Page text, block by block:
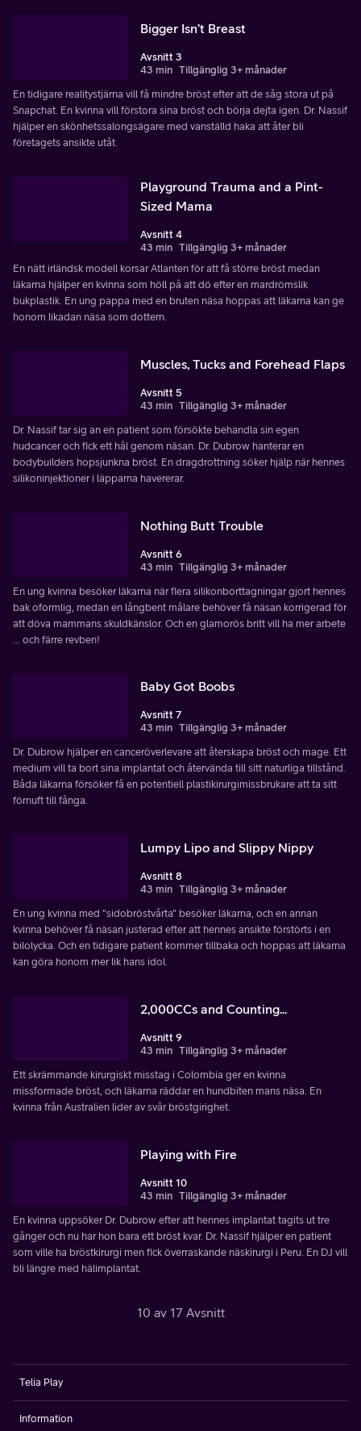
Bigger Isn’t Breast
Avsnitt 3
43 min Tillgänglig 3+ månader
En tidigare realitystjärna vill få mindre bröst efter att de såg stora ut på
Snapchat. En kvinna vill förstora sina bröst och börja dejta igen. Dr. Nassif
hjälper en skönhetssalongsägare med vanställd haka att åter bli
företagets ansikte utåt.
Playground Trauma and a Pint-
Sized Mama
Avsnitt 4
43 min Tillgänglig 3+ månader
En nätt irländsk modell korsar Atlanten för att få större bröst medan
läkarna hjälper en kvinna som höll på att dö efter en mardrömslik
bukplastik. En ung pappa med en bruten näsa hoppas att läkarna kan ge
honom likadan näsa som dottern.
Muscles, Tucks and Forehead Flaps
Avsnitt 5
43 min Tillgänglig 3+ månader
Dr. Nassif tar sig an en patient som försökte behandla sin egen
hudcancer och fick ett hål genom näsan. Dr. Dubrow hanterar en
bodybuilders hopsjunkna bröst. En dragdrottning söker hjälp när hennes
silikoninjektioner i läpparna havererar.
Nothing Butt Trouble
Avsnitt 6
43 min Tillgänglig 3+ månader
En ung kvinna besöker läkarna när flera silikonborttagningar gjort hennes
bak oformlig, medan en långbent målare behöver få näsan korrigerad för
att döva mammans skuldkänslor. Och en glamorös britt vill ha mer arbete
... och färre revben!
Baby Got Boobs
Avsnitt 7
43 min Tillgänglig 3+ månader
Dr. Dubrow hjälper en canceröverlevare att återskapa bröst och mage. Ett
medium vill ta bort sina implantat och återvända till sitt naturliga tillstånd.
Båda läkarna försöker få en potentiell plastikirurgimissbrukare att ta sitt
förnuft till fånga.
Lumpy Lipo and Slippy Nippy
Avsnitt 8
43 min Tillgänglig 3+ månader
En ung kvinna med "sidobröstvårta" besöker läkarna, och en annan
kvinna behöver få näsan justerad efter att hennes ansikte förstörts i en
bilolycka. Och en tidigare patient kommer tillbaka och hoppas att läkarna
kan göra honom mer lik hans idol.
2,000CCs and Counting...
Avsnitt 9
43 min Tillgänglig 3+ månader
Ett skrämmande kirurgiskt misstag i Colombia ger en kvinna
missformade bröst, och läkarna räddar en hundbiten mans näsa. En
kvinna från Australien lider av svår bröstgirighet.
Playing with Fire
Avsnitt 10
43 min Tillgänglig 3+ månader
En kvinna uppsöker Dr. Dubrow efter att hennes implantat tagits ut tre
gånger och nu har hon bara ett bröst kvar. Dr. Nassif hjälper en patient
som ville ha bröstkirurgi men fick överraskande näskirurgi i Peru. En DJ vill
bli längre med hälimplantat.
10 av 17 Avsnitt
Telia Play
Information